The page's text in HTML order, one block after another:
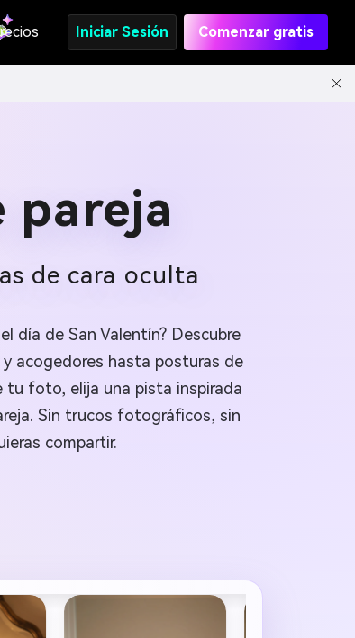
Iniciar Sesión Comenzar gratis
pareja
de cara oculta
día de San Valentín? Descubre
acogedores hasta posturas de
tu foto, elija una pista inspirada
Sin trucos fotográficos, sin
compartir.